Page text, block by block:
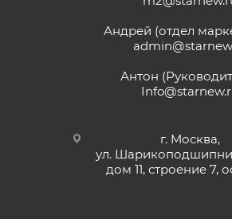
Андрей (отдел
Антон
г. Москва,
ул.
дом 11, строение 7,